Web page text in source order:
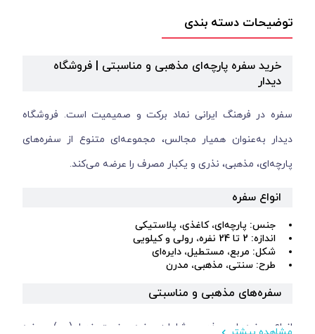
توضیحات دسته بندی
خرید سفره پارچه‌ای مذهبی و مناسبتی | فروشگاه
دیدار
سفره در فرهنگ ایرانی نماد برکت و صمیمیت است. فروشگاه
دیدار به‌عنوان همیار مجالس، مجموعه‌ای متنوع از سفره‌های
پارچه‌ای، مذهبی، نذری و یکبار مصرف را عرضه می‌کند.
انواع سفره
جنس: پارچه‌ای، کاغذی، پلاستیکی
اندازه: 2 تا 24 نفره، رولی و کیلویی
شکل: مربع، مستطیل، دایره‌ای
طرح: سنتی، مذهبی، مدرن
سفره‌های مذهبی و مناسبتی
انواع سفره‌های مذهبی شامل: سفره حضرت زهرا (س)، سفره